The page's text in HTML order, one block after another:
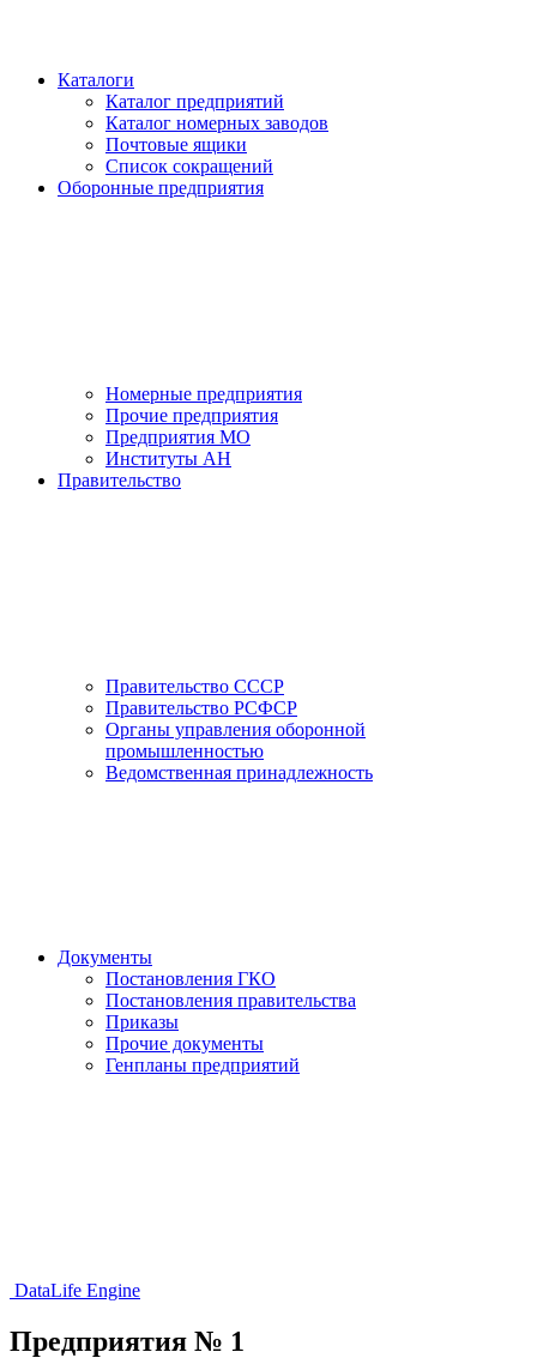
Каталоги
Каталог предприятий
Каталог номерных заводов
Почтовые ящики
Список сокращений
Оборонные предприятия
Номерные предприятия
Прочие предприятия
Предприятия МО
Институты АН
Правительство
Правительство СССР
Правительство РСФСР
Органы управления оборонной
промышленностью
Ведомственная принадлежность
Документы
Постановления ГКО
Постановления правительства
Приказы
Прочие документы
Генпланы предприятий
DataLife Engine
Предприятия № 1